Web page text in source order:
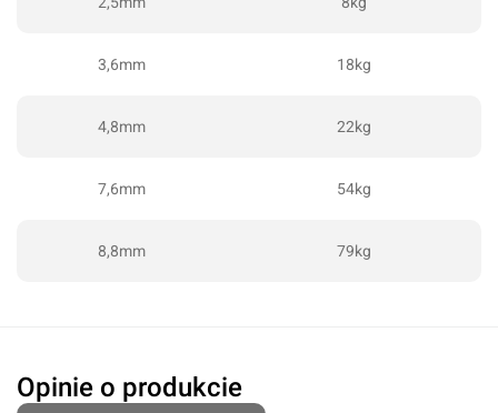
3,6mm 18kg
4,8mm 22kg
7,6mm 54kg
8,8mm 79kg
Opinie o produkcie
Oceń produkt
Przyznaj ocenę:
Imię i nazwisko*